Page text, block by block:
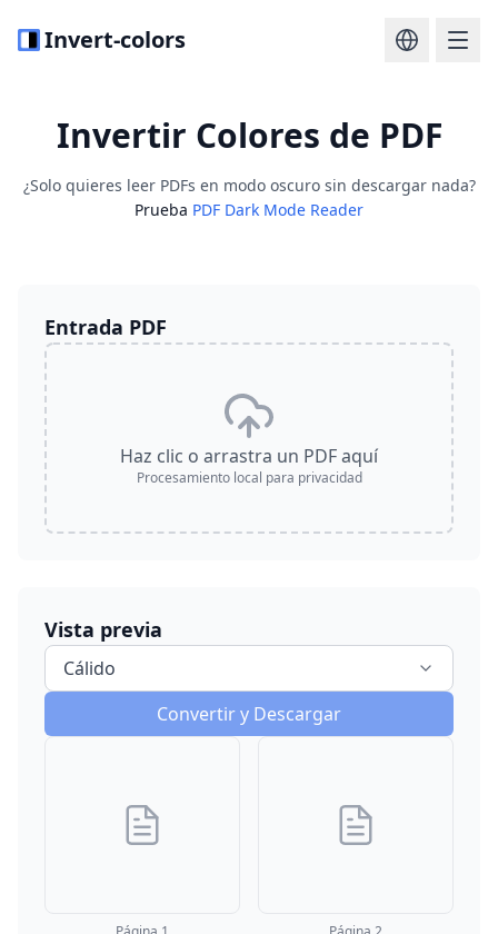
Invert-colors
Invertir Colores de PDF
¿Solo quieres leer PDFs en modo oscuro sin descargar nada?
Prueba PDF Dark Mode Reader
Entrada PDF
Haz clic o arrastra un PDF aquí
Procesamiento local para privacidad
Vista previa
Cálido
Convertir y Descargar